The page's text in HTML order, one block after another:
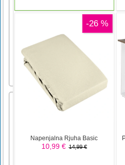
Krišna skok
Igra o
Gospoda
Janmashtami
sveti
igra na
in čudovite
Lorda Krišno k njeg [...]
Doodle Bog 2
Dolgo
nabor reakcij,
dodatni epizodi